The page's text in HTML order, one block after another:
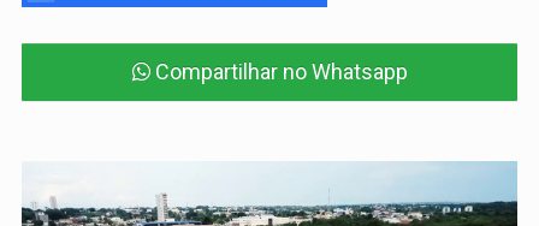
Compartilhar no Whatsapp